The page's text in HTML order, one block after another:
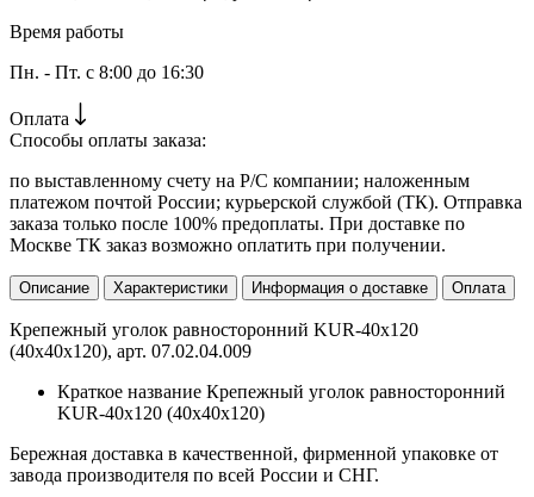
Время работы
Пн. - Пт. с 8:00 до 16:30
Оплата
Способы оплаты заказа:
по выставленному счету на Р/С компании; наложенным
платежом почтой России; курьерской службой (ТК). Отправка
заказа только после 100% предоплаты. При доставке по
Москве ТК заказ возможно оплатить при получении.
Описание Характеристики Информация о доставке Оплата
Крепежный уголок равносторонний KUR-40х120
(40х40х120), арт. 07.02.04.009
Краткое название Крепежный уголок равносторонний
KUR-40х120 (40х40х120)
Бережная доставка в качественной, фирменной упаковке от
завода производителя по всей России и СНГ.